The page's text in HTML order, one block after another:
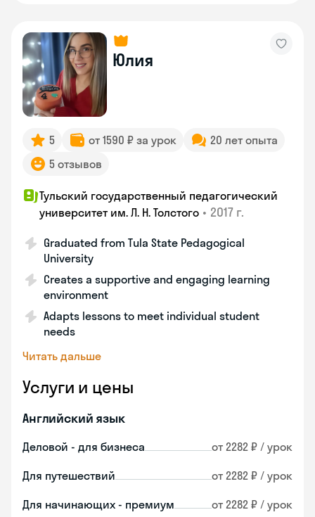
Юлия
5 от 1590 ₽ за урок
20 лет опыта
5 отзывов
Тульский государственный педагогический
университет им. Л. Н. Толстого • 2017 г.
Graduated from Tula State Pedagogical
University
Creates a supportive and engaging learning
environment
Adapts lessons to meet individual student
needs
Читать дальше
Услуги и цены
Английский язык
Деловой - для бизнеса от 2282 ₽ / урок
Для путешествий от 2282 ₽ / урок
Для начинающих - премиум от 2282 ₽ / урок